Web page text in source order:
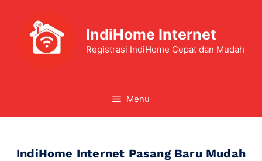
IndiHome Internet
Registrasi IndiHome Cepat dan Mudah
Menu
IndiHome Internet Pasang Baru Mudah